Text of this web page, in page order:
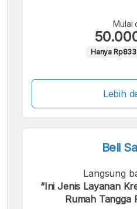
Mulai
Hanya
Lebih
Beli
Langsung
“Ini Jenis Layanan
Rumah Tangga